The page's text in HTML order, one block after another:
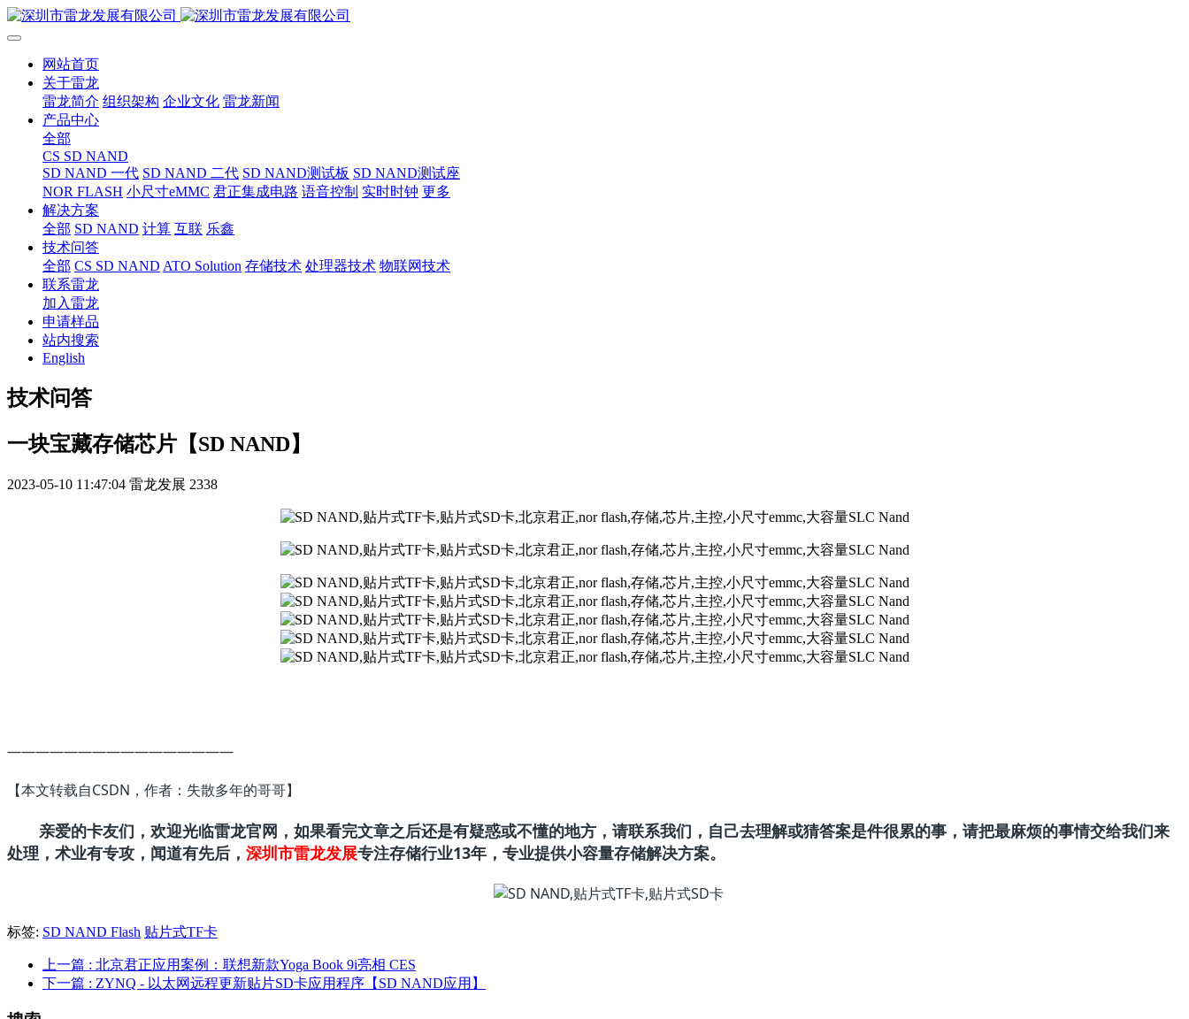
网站首页
关于雷龙
雷龙简介 组织架构 企业文化 雷龙新闻
产品中心
全部
CS SD NAND
SD NAND 一代 SD NAND 二代 SD NAND测试板 SD NAND测试座
NOR FLASH 小尺寸eMMC 君正集成电路 语音控制 实时时钟 更多
解决方案
全部 SD NAND 计算 互联 乐鑫
技术问答
全部 CS SD NAND ATO Solution 存储技术 处理器技术 物联网技术
联系雷龙
加入雷龙
申请样品
站内搜索
English
技术问答
一块宝藏存储芯片【SD NAND】
2023-05-10 11:47:04 雷龙发展 2338
————————————————
【本文转载自CSDN，作者：失散多年的哥哥】
亲爱的卡友们，欢迎光临雷龙官网，如果看完文章之后还是有疑惑或不懂的地方，请联系我们，自己去理解或猜答案是件很累的事，请把最麻烦的事情交给我们来
处理，术业有专攻，闻道有先后， 深圳市雷龙发展专注存储行业13年，专业提供小容量存储解决方案。
标签: SD NAND Flash 贴片式TF卡
上一篇 : 北京君正应用案例：联想新款Yoga Book 9i亮相 CES
下一篇 : ZYNQ - 以太网远程更新贴片SD卡应用程序【SD NAND应用】